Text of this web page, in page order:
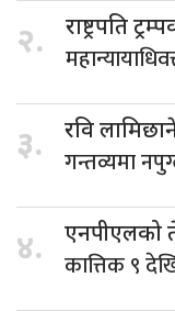
२. राष्ट्रपति
३. रवि
गन्तव्यमा
४. एनपीएलको
कात्तिक ९